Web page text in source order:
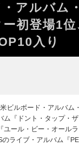
・アルバム
初登場1
入り
ルボード・アルバム
ム『ドント・タップ・
ユール・ビー・オール
ライブ・アルバム『